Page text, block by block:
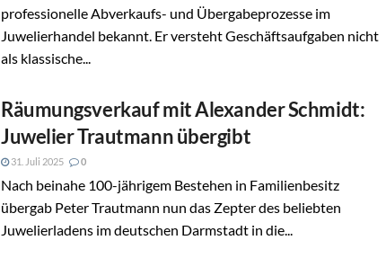
professionelle Abverkaufs- und Übergabeprozesse im
Juwelierhandel bekannt. Er versteht Geschäftsaufgaben nicht
als klassische...
Räumungsverkauf mit Alexander Schmidt:
Juwelier Trautmann übergibt
31. Juli 2025 0
Nach beinahe 100-jährigem Bestehen in Familienbesitz
übergab Peter Trautmann nun das Zepter des beliebten
Juwelierladens im deutschen Darmstadt in die...